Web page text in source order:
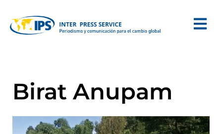
Birat Anupam